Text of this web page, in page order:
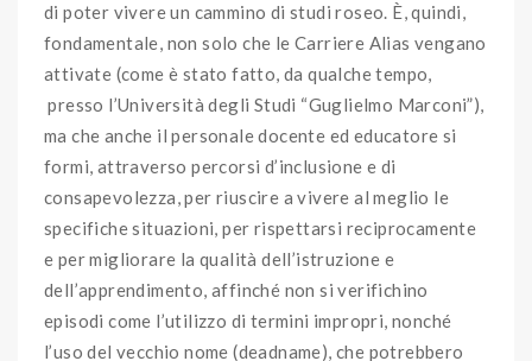
di poter vivere un cammino di studi roseo. È, quindi,
fondamentale, non solo che le Carriere Alias vengano
attivate (come è stato fatto, da qualche tempo,
presso l’Università degli Studi “Guglielmo Marconi”),
ma che anche il personale docente ed educatore si
formi, attraverso percorsi d’inclusione e di
consapevolezza, per riuscire a vivere al meglio le
specifiche situazioni, per rispettarsi reciprocamente
e per migliorare la qualità dell’istruzione e
dell’apprendimento, affinché non si verifichino
episodi come l’utilizzo di termini impropri, nonché
l’uso del vecchio nome (deadname), che potrebbero